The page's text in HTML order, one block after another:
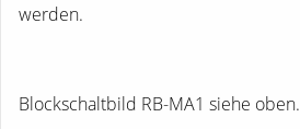
werden.
Blockschaltbild RB-MA1 siehe oben.